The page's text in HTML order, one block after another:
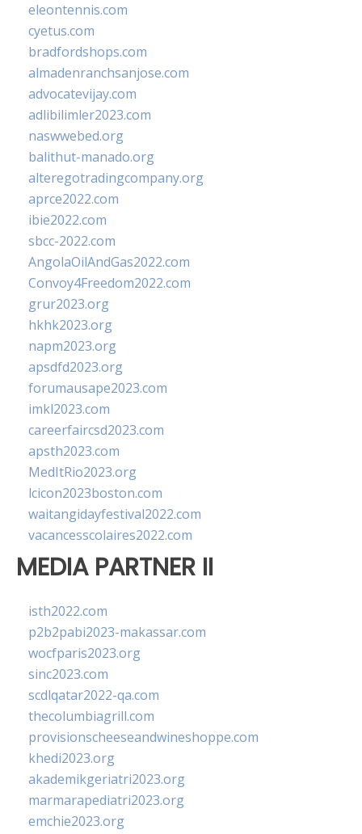
eleontennis.com
cyetus.com
bradfordshops.com
almadenranchsanjose.com
advocatevijay.com
adlibilimler2023.com
naswwebed.org
balithut-manado.org
alteregotradingcompany.org
aprce2022.com
ibie2022.com
sbcc-2022.com
AngolaOilAndGas2022.com
Convoy4Freedom2022.com
grur2023.org
hkhk2023.org
napm2023.org
apsdfd2023.org
forumausape2023.com
imkl2023.com
careerfaircsd2023.com
apsth2023.com
MedItRio2023.org
lcicon2023boston.com
waitangidayfestival2022.com
vacancesscolaires2022.com
MEDIA PARTNER II
isth2022.com
p2b2pabi2023-makassar.com
wocfparis2023.org
sinc2023.com
scdlqatar2022-qa.com
thecolumbiagrill.com
provisionscheeseandwineshoppe.com
khedi2023.org
akademikgeriatri2023.org
marmarapediatri2023.org
emchie2023.org